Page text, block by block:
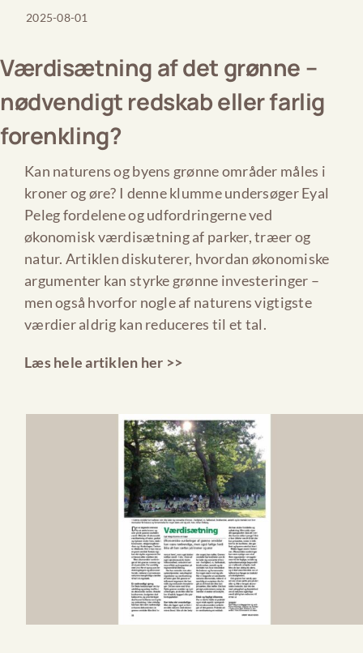
2025-08-01
Værdisætning af det grønne –
nødvendigt redskab eller farlig
forenkling?
Kan naturens og byens grønne områder måles i
kroner og øre? I denne klumme undersøger Eyal
Peleg fordelene og udfordringerne ved
økonomisk værdisætning af parker, træer og
natur. Artiklen diskuterer, hvordan økonomiske
argumenter kan styrke grønne investeringer –
men også hvorfor nogle af naturens vigtigste
værdier aldrig kan reduceres til et tal.
Læs hele artiklen her >>